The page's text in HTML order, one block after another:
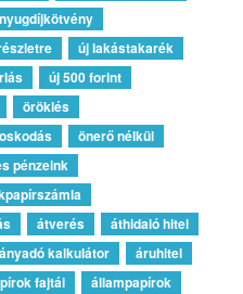
új lakástakarék
új 500 forint
öröklés
önerő nélkül
pénzeink
átverés
áthidaló hitel
kalkulátor
áruhitel
fajtái
állampapírok